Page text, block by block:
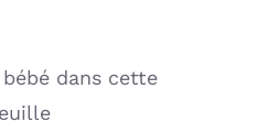
dans cette